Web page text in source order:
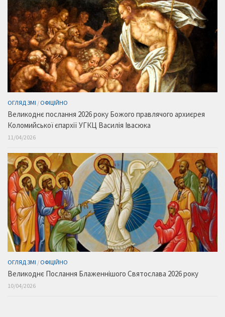
ОГЛЯД ЗМІ / ОФІЦІЙНО
Великоднє послання 2026 року Божого правлячого архиєрея
Коломийської єпархії УГКЦ Василія Івасюка
11/04/2026
ОГЛЯД ЗМІ / ОФІЦІЙНО
Великоднє Послання Блаженнішого Святослава 2026 року
10/04/2026